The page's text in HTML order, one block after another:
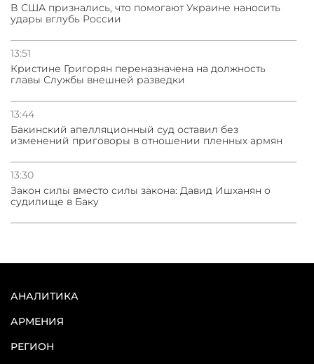
В США признались, что помогают Украине наносить
удары вглубь России
13:51
Кристине Григорян переназначена на должность
главы Службы внешней разведки
13:44
Бакинский апелляционный суд оставил без
изменений приговоры в отношении пленных армян
13:30
Закон силы вместо силы закона: Давид Ишханян о
судилище в Баку
АНАЛИТИКА
АРМЕНИЯ
РЕГИОН